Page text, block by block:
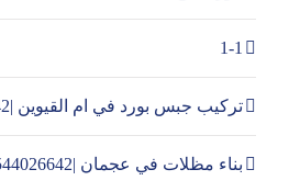
1-1
تركيب جبس بورد في ام القيوين |0544026642
بناء مظلات في عجمان |0544026642| مظلات سيارات